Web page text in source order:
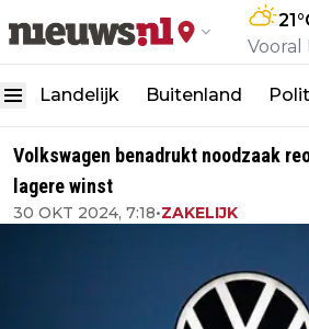
21
Vooral
Landelijk Buitenland
Volkswagen benadrukt noodzaak
lagere winst
30 OKT 2024, 7:18•ZAKELIJK